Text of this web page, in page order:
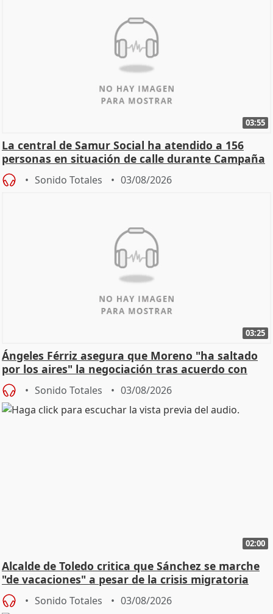
03:55
La central de Samur Social ha atendido a 156
personas en situación de calle durante Campaña
de Calor
Sonido Totales 03/08/2026
03:25
Ángeles Férriz asegura que Moreno "ha saltado
por los aires" la negociación tras acuerdo con
SMA
Sonido Totales 03/08/2026
02:00
Alcalde de Toledo critica que Sánchez se marche
"de vacaciones" a pesar de la crisis migratoria
Sonido Totales 03/08/2026